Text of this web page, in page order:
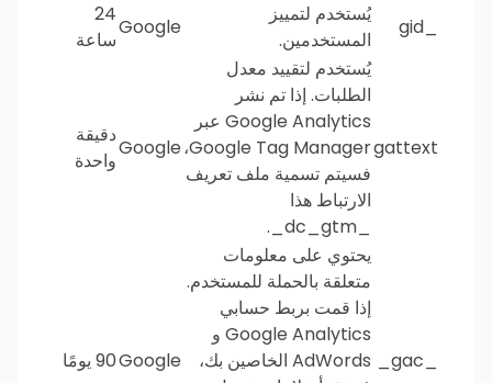
يُستخدم لتمييز
المستخدمين.
Google
24
ساعة
gattext
يُستخدم لتقييد معدل
الطلبات. إذا تم نشر
Google Analytics عبر
Google Tag Manager،
فسيتم تسمية ملف تعريف
الارتباط هذا
Google
دقيقة
واحدة
يحتوي على معلومات
متعلقة بالحملة للمستخدم.
إذا قمت بربط حسابي
Google Analytics و
AdWords الخاصين بك،
Google90 يومًا